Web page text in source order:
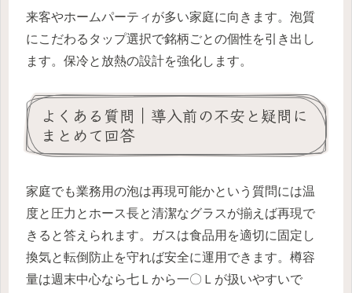
来客やホームパーティが多い家庭に向きます。泡質
にこだわるタップ選択で銘柄ごとの個性を引き出し
ます。保冷と放熱の設計を強化します。
よくある質問｜導入前の不安と疑問に
まとめて回答
家庭でも業務用の泡は再現可能かという質問には温
度と圧力とホース長と清潔なグラスが揃えば再現で
きると答えられます。ガスは食品用を適切に固定し
換気と転倒防止を守れば安全に運用できます。樽容
量は週末中心なら七Ｌから一〇Ｌが扱いやすいで